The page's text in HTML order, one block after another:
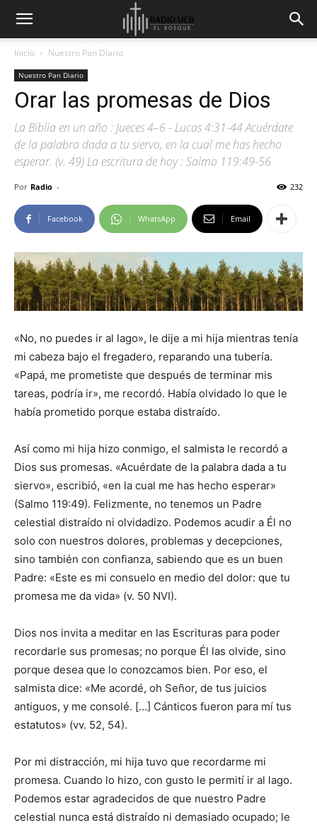
Inicio Nuestro Pan Diario
Nuestro Pan Diario
Orar las promesas de Dios
La Biblia en un año : Jueces 4–6 - Lucas 4:31-44 Acuérdate
de la palabra dada a tu siervo, en la cual me has hecho
esperar. (v. 49) La escritura de hoy : Salmo 119:49-56
Por Radio - 232
Facebook WhatsApp Email
«No, no puedes ir al lago», le dije a mi hija mientras tenía
mi cabeza bajo el fregadero, reparando una tubería.
«Papá, me prometiste que después de terminar mis
tareas, podría ir», me recordó. Había olvidado lo que le
había prometido porque estaba distraído.
Así como mi hija hizo conmigo, el salmista le recordó a
Dios sus promesas. «Acuérdate de la palabra dada a tu
siervo», escribió, «en la cual me has hecho esperar»
(Salmo 119:49). Felizmente, no tenemos un Padre
celestial distraído ni olvidadizo. Podemos acudir a Él no
solo con nuestros dolores, problemas y decepciones,
sino también con confianza, sabiendo que es un buen
Padre: «Este es mi consuelo en medio del dolor: que tu
promesa me da vida» (v. 50 NVI).
Dios nos invita a meditar en las Escrituras para poder
recordarle sus promesas; no porque Él las olvide, sino
porque desea que lo conozcamos bien. Por eso, el
salmista dice: «Me acordé, oh Señor, de tus juicios
antiguos, y me consolé. […] Cánticos fueron para mí tus
estatutos» (vv. 52, 54).
Por mi distracción, mi hija tuvo que recordarme mi
promesa. Cuando lo hizo, con gusto le permití ir al lago.
Podemos estar agradecidos de que nuestro Padre
celestial nunca está distraído ni demasiado ocupado; le